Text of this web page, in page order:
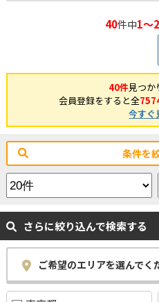
40件中1～
40件見つか
会員登録をすると全
今すぐ
条件を
さらに絞り込んで検索する
ご希望のエリアを選んでく